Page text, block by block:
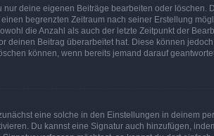
deine eigenen Beiträge bearbeiten oder löschen.
begrenzten Zeitraum nach seiner Erstellung
die Anzahl als auch der letzte Zeitpunkt der
deinen Beitrag überarbeitet hat. Diese können
können, wenn bereits jemand darauf
eine solche in den Einstellungen in deinem
Du kannst eine Signatur auch hinzufügen,